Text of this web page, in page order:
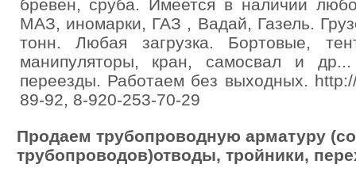
брёвен, сруба. Имеется в наличии
МАЗ, иномарки, ГАЗ , Вадай, Газель.
тонн. Любая загрузка. Бортовые,
манипуляторы, кран, самосвал и
переезды. Работаем без выходных.
89-92, 8-920-253-70-29
Продаем трубопроводную арматуру
трубопроводов)отводы, тройники,